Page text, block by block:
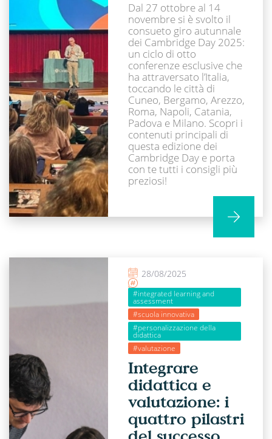
Dal 27 ottobre al 14
novembre si è svolto il
consueto giro autunnale
dei Cambridge Day 2025:
un ciclo di otto
conferenze esclusive che
ha attraversato l’Italia,
toccando le città di
Cuneo, Bergamo, Arezzo,
Roma, Napoli, Catania,
Padova e Milano. Scopri i
contenuti principali di
questa edizione dei
Cambridge Day e porta
con te tutti i consigli più
preziosi!
28/08/2025
#integrated learning and
assessment
#scuola innovativa
#personalizzazione della
didattica
#valutazione
Integrare
didattica e
valutazione: i
quattro pilastri